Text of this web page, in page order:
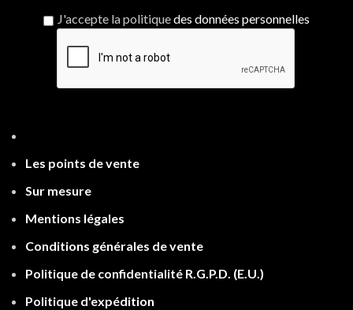
J'accepte la politiquedes données personnelles
Les points de vente
Sur mesure
Mentions légales
Conditions générales de vente
Politique de confidentialité R.G.P.D. (E.U.)
Politique d'expédition